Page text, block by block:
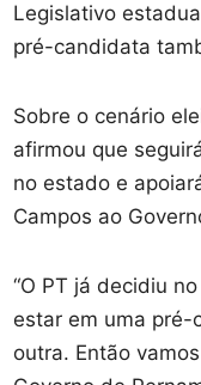
Legislativo
pré-candidata
Sobre o cenário
afirmou que
no estado e
Campos ao
“O PT já decidiu
estar em uma pré-
outra. Então